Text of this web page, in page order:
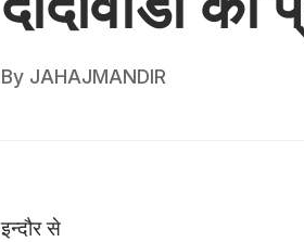
By JAHAJMANDIR
इन्दौर से